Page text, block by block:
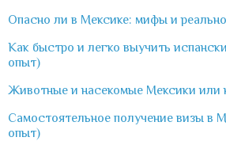
Опасно ли в Мексике: мифы и
Как быстро и легко выучить
опыт)
Животные и насекомые Мексики или
Самостоятельное получение визы в
опыт)